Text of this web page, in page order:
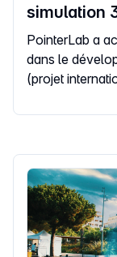
simulation
PointerLab a
dans le
(projet